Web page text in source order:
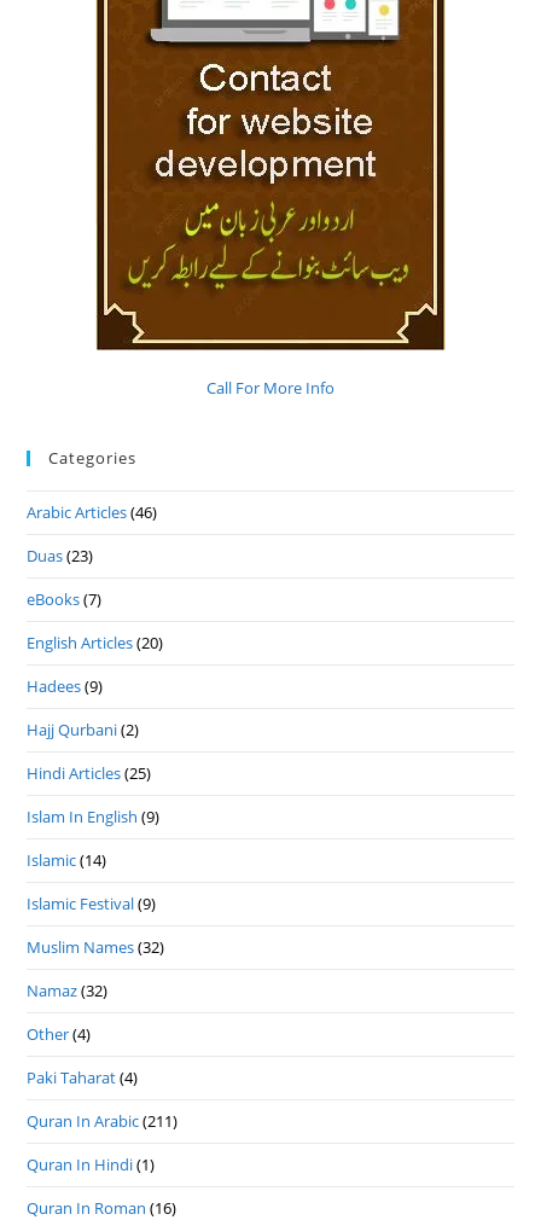
Call For More Info
Categories
Arabic Articles(46)
Duas(23)
eBooks(7)
English Articles(20)
Hadees(9)
Hajj Qurbani(2)
Hindi Articles(25)
Islam In English (9)
Islamic(14)
Islamic Festival(9)
Muslim Names(32)
Namaz(32)
Other(4)
Paki Taharat(4)
Quran In Arabic(211)
Quran In Hindi(1)
Quran In Roman (16)